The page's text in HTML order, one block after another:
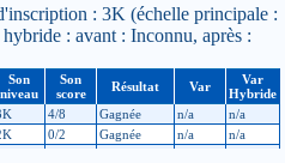
: 3K (échelle principale :
: avant : Inconnu, après :
Son
niveau
Son
score
Résultat Var
Var
Hybride
4/8 Gagnée n/a
n/a
0/2 Gagnée n/a
n/a